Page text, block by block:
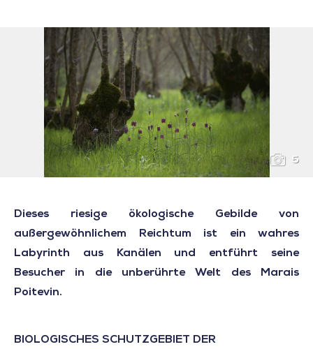
5
Dieses riesige ökologische Gebilde von
außergewöhnlichem Reichtum ist ein wahres
Labyrinth aus Kanälen und entführt seine
Besucher in die unberührte Welt des Marais
Poitevin.
BIOLOGISCHES SCHUTZGEBIET DER